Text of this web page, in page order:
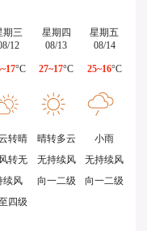
期三
12
°C
转晴
转无
续风
四级
星期四
08/13
27~17°C
晴转多云
无持续风
向一二级
星期五
08/14
25~16°C
小雨
无持续风
向一二级